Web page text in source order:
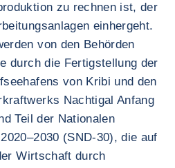
zu rechnen ist, der
einhergeht.
von den Behörden
durch die Fertigstellung der
von Kribi und den
Nachtigal Anfang
Teil der Nationalen
(SND-30), die auf
Wirtschaft durch